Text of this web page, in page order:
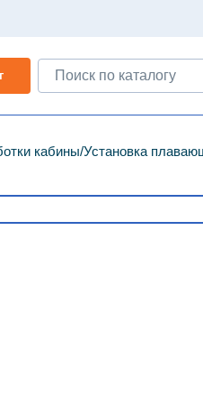
кабины Установка